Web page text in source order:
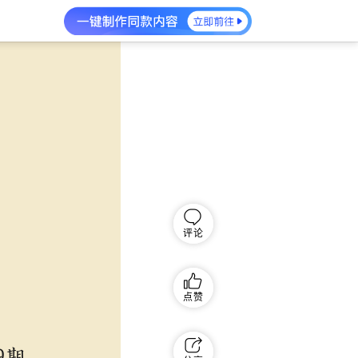
评论
点赞